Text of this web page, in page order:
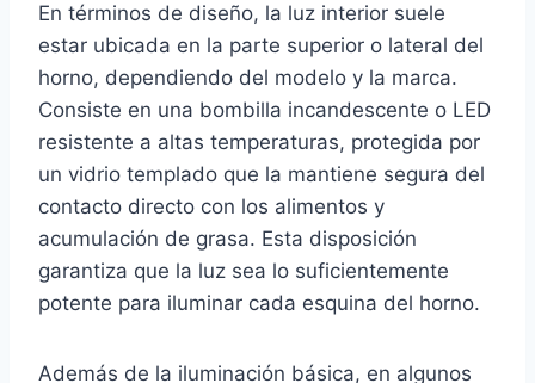
En términos de diseño, la luz interior suele
estar ubicada en la parte superior o lateral del
horno, dependiendo del modelo y la marca.
Consiste en una bombilla incandescente o LED
resistente a altas temperaturas, protegida por
un vidrio templado que la mantiene segura del
contacto directo con los alimentos y
acumulación de grasa. Esta disposición
garantiza que la luz sea lo suficientemente
potente para iluminar cada esquina del horno.
Además de la iluminación básica, en algunos